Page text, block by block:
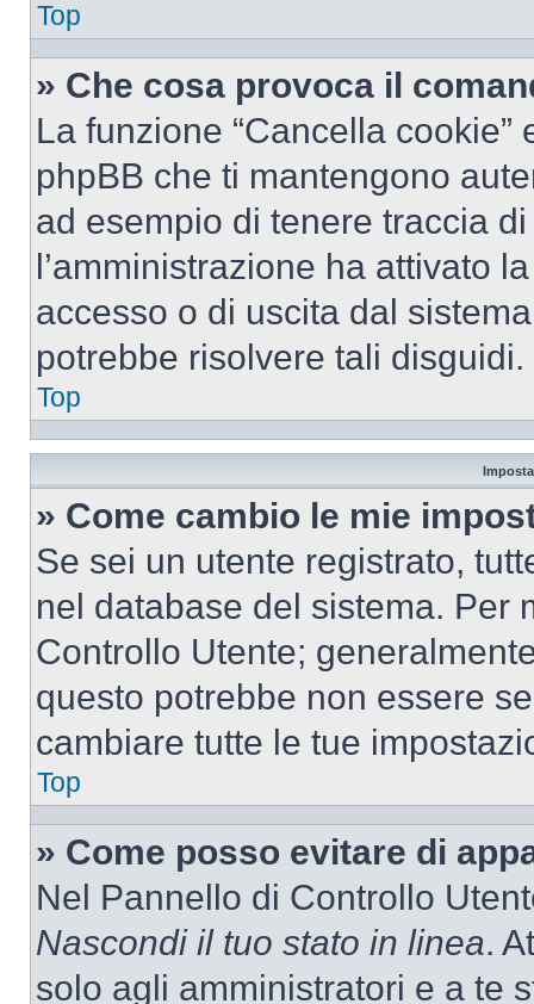
Top
» Che cosa provoca il
La funzione “Cancella
phpBB che ti mantengono
ad esempio di tenere traccia
l’amministrazione ha attivato
accesso o di uscita dal
potrebbe risolvere tali disguidi.
Top
» Come cambio le mie
Se sei un utente registrato,
nel database del sistema. Per
Controllo Utente;
questo potrebbe non essere
cambiare tutte le tue
Top
» Come posso evitare di
Nel Pannello di Controllo
Nascondi il tuo stato in linea.
solo agli amministratori e a te